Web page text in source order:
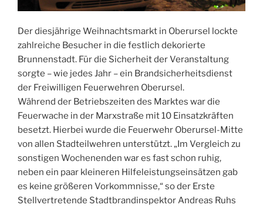
Der diesjährige Weihnachtsmarkt in Oberursel lockte
zahlreiche Besucher in die festlich dekorierte
Brunnenstadt. Für die Sicherheit der Veranstaltung
sorgte – wie jedes Jahr – ein Brandsicherheitsdienst
der Freiwilligen Feuerwehren Oberursel.
Während der Betriebszeiten des Marktes war die
Feuerwache in der Marxstraße mit 10 Einsatzkräften
besetzt. Hierbei wurde die Feuerwehr Oberursel-Mitte
von allen Stadteilwehren unterstützt. „Im Vergleich zu
sonstigen Wochenenden war es fast schon ruhig,
neben ein paar kleineren Hilfeleistungseinsätzen gab
es keine größeren Vorkommnisse,“ so der Erste
Stellvertretende Stadtbrandinspektor Andreas Ruhs